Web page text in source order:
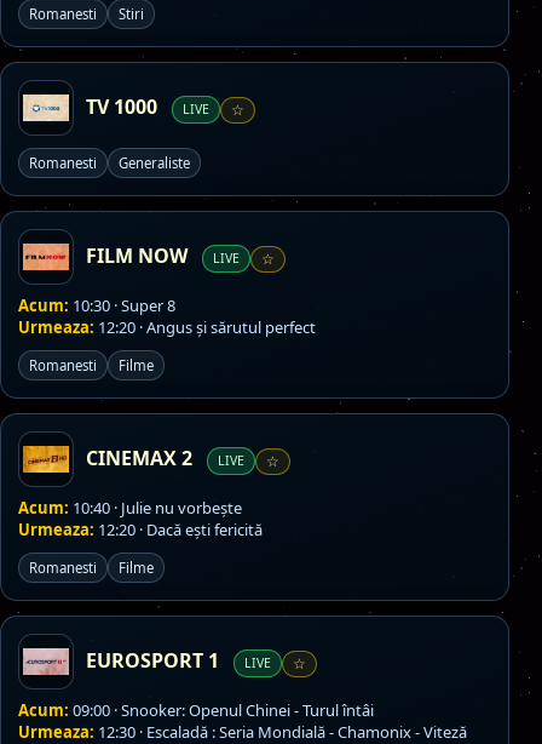
Romanesti Stiri
TV 1000 LIVE ☆
Romanesti Generaliste
FILM NOW LIVE ☆
Acum: 10:30 · Super 8
Urmeaza: 12:20 · Angus și sărutul perfect
Romanesti Filme
CINEMAX 2 LIVE ☆
Acum: 10:40 · Julie nu vorbește
Urmeaza: 12:20 · Dacă ești fericită
Romanesti Filme
EUROSPORT 1 LIVE ☆
Acum: 09:00 · Snooker: Openul Chinei - Turul întâi
Urmeaza: 12:30 · Escaladă : Seria Mondială - Chamonix - Viteză